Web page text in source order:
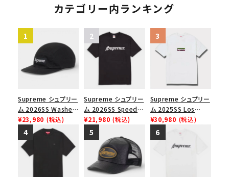
カテゴリー内ランキング
Supreme シュプリー
ム 2026SS Washed
Chino Twill Camp
Cap ウォッシュド チ
ノツイル キャンプキャ
ップ ブラック
¥23,980 (税込)
Supreme シュプリー
ム 2026SS Speed
Tee スピードTシャツ
ブラック
¥21,980 (税込)
Supreme シュプリー
ム 2025SS Los
Angeles Fire Relief
Box Logo Tee ファ
イヤーリリーフボック
スロゴTシャツ ホワ
¥30,980 (税込)